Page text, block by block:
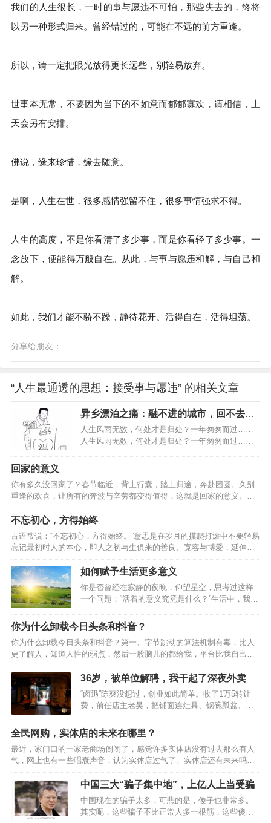
我们的人生很长，一时的事与愿违不可怕，那些失去的，终将
以另一种形式归来。曾经错过的，可能在不远的前方重逢。
所以，请一定把眼光放得更长远些，别轻易放弃。
世事本无常，不要因为当下的不如意而郁郁寡欢，请相信，上
天会另有安排。
佛说，缘来珍惜，缘去随意。
是啊，人生在世，很多感情强留不住，很多事情强求不得。
人生的高度，不是你看清了多少事，而是你看轻了多少事。一
念放下，便能得万般自在。从此，与事与愿违和解，与自己和
解。
如此，我们才能不骄不躁，静待花开。活得自在，活得坦荡。
分享给朋友：
“人生最通透的思想：接受事与愿违” 的相关文章
异乡漂泊之痛：融不进的城市，回不去的
故乡！
人生风雨无数，何处才是归处？一年匆匆而过……
人生风雨无数，何处才是归处？一年匆匆而过……
回家的意义
你有多久没回家了？春节临近，背上行囊，踏上归途，奔赴团圆。久别
重逢的欢喜，让所有的奔波与辛劳都变得值得，这就是回家的意义。…
不忘初心，方得始终
古语常说：“不忘初心，方得始终。”意思是在岁月的摸爬打滚中不要轻易
忘记最初时人的本心，即人之初与生俱来的善良、宽容与博爱，延伸开
来就是指不要被现实打败了梦想，应该坚守理想。但是，现实的状况往
往是这样：也许你原本觉得拥有一样东西，就拥有了幸福；也许你原本
觉得完成了某件事，这一阶段的生活就变得圆满；也许你原本觉得你现
在所想要得到的一切就是最终你想要的全部。然而，事实却往往不是这
样，当你实现了最初的愿望，你会不自觉地开始思考：我要的仅仅只有
这些吗？再回首时，发现自己已经变了，变得贪婪或者是刻薄，变得
失…
如何赋予生活更多意义
你是否曾经在寂静的夜晚，仰望星空，思考过这样
一个问题：“活着的意义究竟是什么？”生活中，我们
予我们的存在以合理性。生活并不只是关于生存，
而是关于寻找和实现我们的潜能。每个人都像是一
块未雕琢的玉石，需要经过磨砺和雕琢，才能展现
出内在的价值。因此，活着的意义在于自我实现，
不断探索和成长。很多时候，我们感到迷茫和无
助，是因为我们没有找到自己的使命和目标。通过
自我反思和心理辅导，我们可以更好地认识自己，
找到自己的热情和兴趣所在，从而赋予生活更多的
你为什么卸载今日头条和抖音？
你为什么卸载今日头条和抖音？第一、字节跳动的算法机制有毒，比人
更了解人，知道人性的弱点，然后一股脑儿的都给我，平台比我自己清
楚我“自己”我每当看完小姐姐的跳舞，会有千万个小姐姐动次打次。第
二、今日头条居然比百度搜索和微信搜索更好用，不懂的问题不问度
娘，得问头条君，即便是垂直领域的内容，知乎都是水答案。情怀虽
好，可不要贪杯，内容不醉人人自醉。第三、抖音是所有短视频平台最
好看的，因为“奶头乐理论”，我们看到的热门，话题、直播间、甚至是带
货，都是大家投票选举产生的，每一次点赞，都意味着当天流量池的流
量…
36岁，被单位解聘，我干起了深夜外卖
“卤迅”陈爽没想过，创业如此简单。收了1万5转让
费，前任店主老吴，把铺面连灶具、锅碗瓢盆、冰
住，花120元，做了个新招牌，“卤迅”，喻义卤得
好，送得快。盖住老吴的“小龙虾供销社”，就算开张
了。美中不足，是少了点仪式感，第一次开店，就
像头婚，排面也很重要。店在金楠天街D馆二楼，视
野开阔，穿堂风凉爽；街对面，天街A、B、C馆人
头攒动，到处都是闲逛的人民币。这家店，老吴开
了一年，他说，开店时身上有十多万，关店时二十
多万，“好好干，你也行。”后来，陈爽才明白，…
全民网购，实体店的未来在哪里？
最近，家门口的一家老商场倒闭了，感觉许多实体店没有过去那么有人
气，网上也有一些唱衰声音，认为实体店过气了。实体店还有未来吗？
——人民网网友138****2电商冲击下，有人说“实体店不行了”。到底行不
行，咱先探探店——“合生汇又开了5家新店”“好吃好玩宝藏店铺合集”，
跟着小红书的分享，来到位于北京朝阳区的合生汇商场，几家首店新
开，门口人潮涌动。春节假期，合生汇销售额同比增长近15%。河南许
昌胖东来，一家企业带火一座城，被网友称为“没有淡季的‘6A级景区’”。
中国三大“骗子集中地”，上亿人上当受骗
中国现在的骗子太多，可悲的是，傻子也非常多。
其实呢，这些骗子不比正常人多一根筋，这些傻子